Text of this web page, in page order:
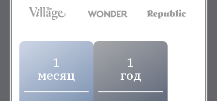
1
месяц
1
год